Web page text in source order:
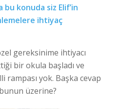
bu konuda siz Elif’in
ihtiyaç
gereksinime ihtiyacı
bir okula başladı ve
rampası yok. Başka cevap
üzerine?